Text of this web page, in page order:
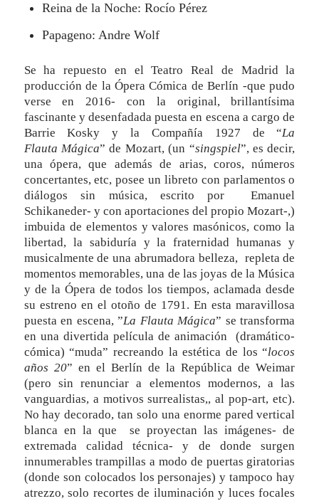
Reina de la Noche: Rocío Pérez
Papageno: Andre Wolf
Se ha repuesto en el Teatro Real de Madrid la
producción de la Ópera Cómica de Berlín -que pudo
verse en 2016- con la original, brillantísima
fascinante y desenfadada puesta en escena a cargo de
Barrie Kosky y la Compañía 1927 de “La
Flauta Mágica” de Mozart, (un “singspiel”, es decir,
una ópera, que además de arias, coros, números
concertantes, etc, posee un libreto con parlamentos o
diálogos sin música, escrito por Emanuel
Schikaneder- y con aportaciones del propio Mozart-,)
imbuida de elementos y valores masónicos, como la
libertad, la sabiduría y la fraternidad humanas y
musicalmente de una abrumadora belleza, repleta de
momentos memorables, una de las joyas de la Música
y de la Ópera de todos los tiempos, aclamada desde
su estreno en el otoño de 1791. En esta maravillosa
puesta en escena, ”La Flauta Mágica” se transforma
en una divertida película de animación (dramático-
cómica) “muda” recreando la estética de los “locos
años 20” en el Berlín de la República de Weimar
(pero sin renunciar a elementos modernos, a las
vanguardias, a motivos surrealistas,, al pop-art, etc).
No hay decorado, tan solo una enorme pared vertical
blanca en la que se proyectan las imágenes- de
extremada calidad técnica- y de donde surgen
innumerables trampillas a modo de puertas giratorias
(donde son colocados los personajes) y tampoco hay
atrezzo, solo recortes de iluminación y luces focales